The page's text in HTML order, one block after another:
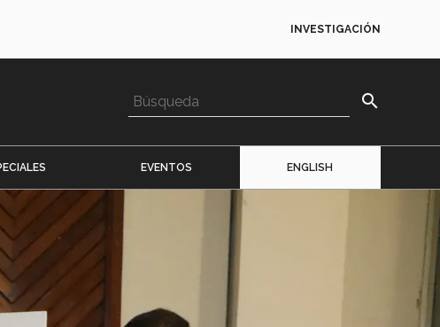
INVESTIGACIÓN
search
EVENTOS ENGLISH